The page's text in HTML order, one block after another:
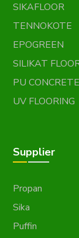
SIKAFLOOR
TENNOKOTE
EPOGREEN
SILIKAT
PU CONCRETE
UV FLOORING
Supplier
Propan
Sika
Puffin